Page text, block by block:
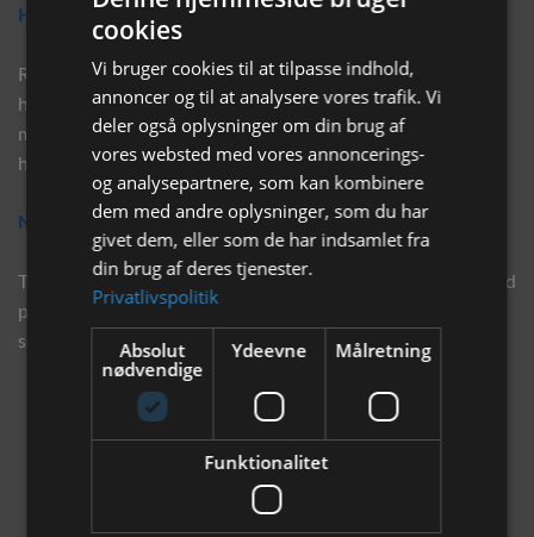
Hvorfor vælge Rabbitpet?
Rabbitpet sælger ikke kun kvalitetsprodukter såsom, foder,
hø, aktivering, strøelse mm. til vores kunder. Vi hjælper også
med rådgivning, så tøv ikke med at skrive eller ring til os for
hjælp..
Nyhedsbrev
Tilmeld dig vores nyhedsbrev og eksklusive tilbud og få tilbud
på mail før andre gør. Vi vil holde dig opdateret med vores
seneste information, produkter og tilbud.
cookies
Vi bruger cookies til at tilpasse indhold,
annoncer og til at analysere vores trafik. Vi
deler også oplysninger om din brug af
vores websted med vores annoncerings-
og analysepartnere, som kan kombinere
dem med andre oplysninger, som du har
givet dem, eller som de har indsamlet fra
din brug af deres tjenester.
Privatlivspolitik
Absolut
nødvendige
Ydeevne Målretning
Funktionalitet